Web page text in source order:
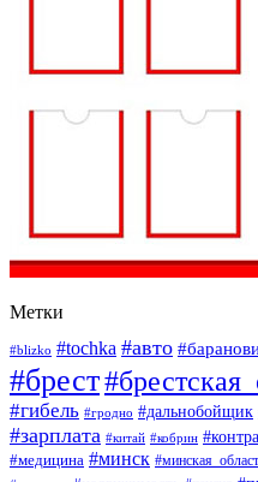
Метки
#blizko #tochka #авто
#брест
#гибель #гродно #дальнобойщик
#зарплата #китай #кобрин
#медицина #минск